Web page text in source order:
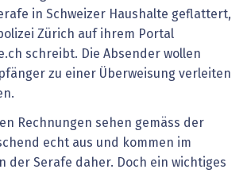
in Schweizer Haushalte geflattert,
Zürich auf ihrem Portal
schreibt. Die Absender wollen
zu einer Überweisung verleiten
Rechnungen sehen gemäss der
echt aus und kommen im
der Serafe daher. Doch ein wichtiges